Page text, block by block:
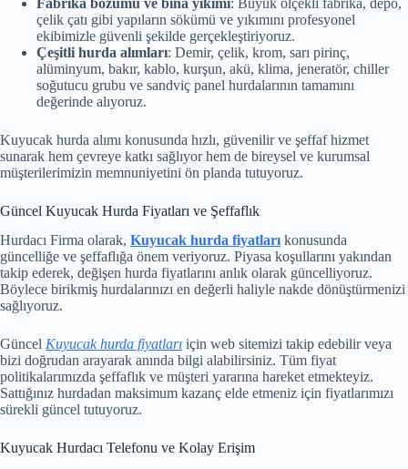
çelik çatı gibi yapıların sökümü ve yıkımını profesyonel
ekibimizle güvenli şekilde gerçekleştiriyoruz.
Çeşitli hurda alımları: Demir, çelik, krom, sarı pirinç,
alüminyum, bakır, kablo, kurşun, akü, klima, jeneratör, chiller
soğutucu grubu ve sandviç panel hurdalarının tamamını
değerinde alıyoruz.
Kuyucak hurda alımı konusunda hızlı, güvenilir ve şeffaf hizmet
sunarak hem çevreye katkı sağlıyor hem de bireysel ve kurumsal
müşterilerimizin memnuniyetini ön planda tutuyoruz.
Güncel Kuyucak Hurda Fiyatları ve Şeffaflık
Hurdacı Firma olarak, Kuyucak hurda fiyatları konusunda
güncelliğe ve şeffaflığa önem veriyoruz. Piyasa koşullarını yakından
takip ederek, değişen hurda fiyatlarını anlık olarak güncelliyoruz.
Böylece birikmiş hurdalarınızı en değerli haliyle nakde dönüştürmenizi
sağlıyoruz.
Güncel Kuyucak hurda fiyatları için web sitemizi takip edebilir veya
bizi doğrudan arayarak anında bilgi alabilirsiniz. Tüm fiyat
politikalarımızda şeffaflık ve müşteri yararına hareket etmekteyiz.
Sattığınız hurdadan maksimum kazanç elde etmeniz için fiyatlarımızı
sürekli güncel tutuyoruz.
Kuyucak Hurdacı Telefonu ve Kolay Erişim